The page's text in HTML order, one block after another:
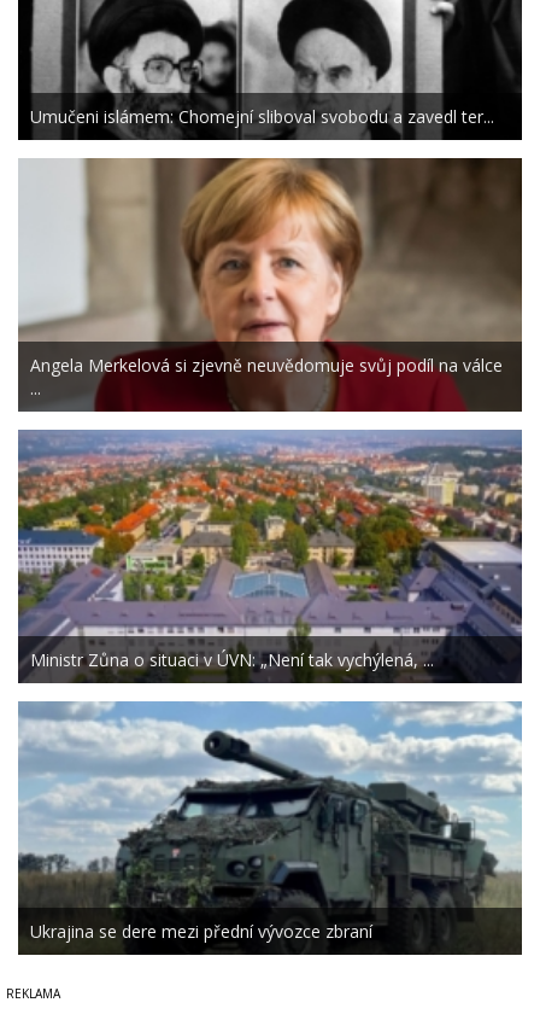
Umučeni islámem: Chomejní sliboval svobodu a zavedl ter...
Angela Merkelová si zjevně neuvědomuje svůj podíl na válce
...
Ministr Zůna o situaci v ÚVN: „Není tak vychýlená, ...
Ukrajina se dere mezi přední vývozce zbraní